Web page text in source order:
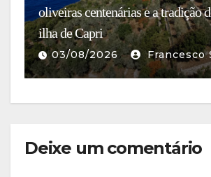
oliveiras centenárias e a tradição
ilha de Capri
03/08/2026 Francesco
Deixe um comentário